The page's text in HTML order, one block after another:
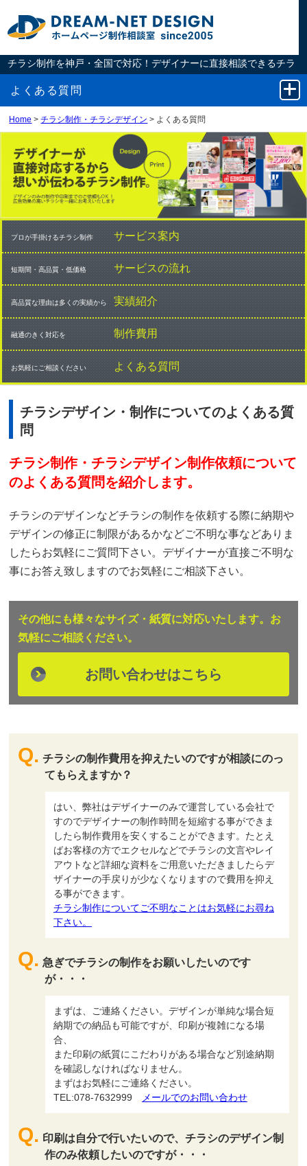
チラシ制作を神戸・全国で対応！デザイナーに直接相談できるチラ
よくある質問
チラシ制作
チラシデザイン・制作の流れ
チラシ実績紹介
チラシ制作費用
よくある質問
入稿代行の依頼
デザインと印刷
Home >チラシ制作・チラシデザイン > よくある質問
プロが手掛けるチラシ制作 サービス案内
短期間・高品質・低価格 サービスの流れ
高品質な理由は多くの実績から 実績紹介
融通のきく対応を 制作費用
お気軽にご相談ください よくある質問
チラシデザイン・制作についてのよくある質
問
チラシ制作・チラシデザイン制作依頼について
のよくある質問を紹介します。
チラシのデザインなどチラシの制作を依頼する際に納期や
デザインの修正に制限があるかなどご不明な事などありま
したらお気軽にご質問下さい。デザイナーが直接ご不明な
事にお答え致しますのでお気軽にご相談下さい。
その他にも様々なサイズ・紙質に対応いたします。お
気軽にご相談ください。
お問い合わせはこちら
チラシの制作費用を抑えたいのですが相談にのっ
てもらえますか？
はい、弊社はデザイナーのみで運営している会社で
すのでデザイナーの制作時間を短縮する事ができま
したら制作費用を安くすることができます。たとえ
ばお客様の方でエクセルなどでチラシの文言やレイ
アウトなど詳細な資料をご用意いただきましたらデ
ザイナーの手戻りが少なくなりますので費用を抑え
る事ができます。
チラシ制作についてご不明なことはお気軽にお尋ね
下さい。
急ぎでチラシの制作をお願いしたいのです
が・・・
まずは、ご連絡ください。デザインが単純な場合短
納期での納品も可能ですが、印刷が複雑になる場
合、
また印刷の紙質にこだわりがある場合など別途納期
を確認しなければなりません。
まずはお気軽にご連絡ください。
TEL:078-7632999
メールでのお問い合わせ
印刷は自分で行いたいので、チラシのデザイン制
作のみ依頼したいのですが・・・